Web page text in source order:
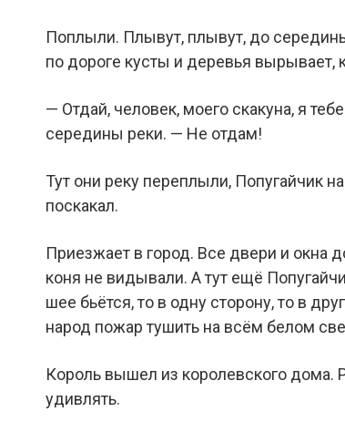
Поплыли. Плывут, плывут, до
по дороге кусты и деревья вырывает,
— Отдай, человек, моего скакуна, я
середины реки. — Не отдам!
Тут они реку переплыли, Попугайчик
поскакал.
Приезжает в город. Все двери и окна
коня не видывали. А тут ещё
шее бьётся, то в одну сторону, то в
народ пожар тушить на всём белом
Король вышел из королевского дома.
удивлять.